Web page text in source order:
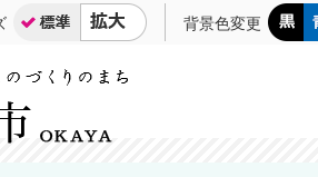
背景色変更